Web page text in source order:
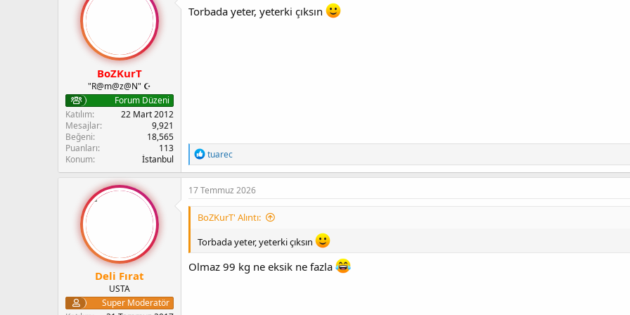
e
BoZKurT
"R@m@z@N" ☪︎
Forum Düzeni
Katılım
22 Mart 2012
Mesajlar
9,921
Beğeni
18,565
Puanları
113
Konum
İstanbul
Torbada yeter, yeterki çıksın
T
e
p
k
e
:
tuarec
Deli Fırat
USTA
Super Moderatör
17 Temmuz 2026
BoZKurT' Alıntı:
Torbada yeter, yeterki çıksın
Olmaz 99 kg ne eksik ne fazla